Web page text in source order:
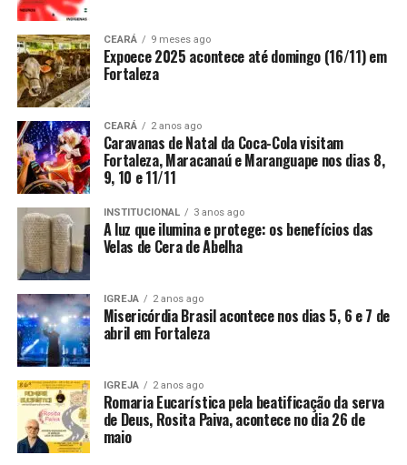
CEARÁ 9 meses ago
Expoece 2025 acontece até domingo (16/11) em
Fortaleza
CEARÁ 2 anos ago
Caravanas de Natal da Coca-Cola visitam
Fortaleza, Maracanaú e Maranguape nos dias 8,
9, 10 e 11/11
INSTITUCIONAL 3 anos ago
A luz que ilumina e protege: os benefícios das
Velas de Cera de Abelha
IGREJA 2 anos ago
Misericórdia Brasil acontece nos dias 5, 6 e 7 de
abril em Fortaleza
IGREJA 2 anos ago
Romaria Eucarística pela beatificação da serva
de Deus, Rosita Paiva, acontece no dia 26 de
maio